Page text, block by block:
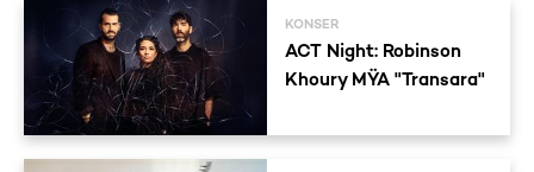
KONSER
ACT Night: Robinson
Khoury MŸA "Transara"